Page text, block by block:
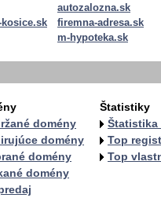
autozalozna.sk
firemna-adresa.sk
m-hypoteka.sk
domény
domény
domény
domény
Štatistiky
Štatistika
Top
Top